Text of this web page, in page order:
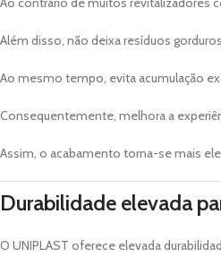
Além disso, não deixa resíduos
Ao mesmo tempo, evita acumulação
Consequentemente, melhora a
Assim, o acabamento torna-se mais
Durabilidade elevada
O UNIPLAST oferece elevada